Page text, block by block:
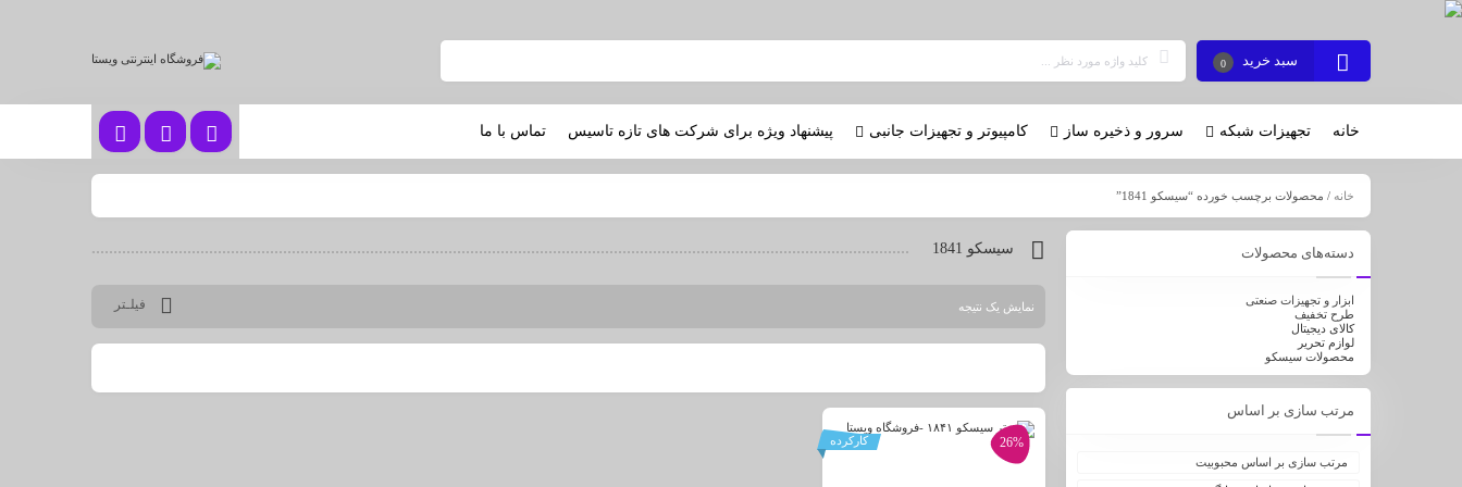
سبد خرید 0
خانه تجهیزات شبکه سرور و ذخیره ساز کامپیوتر و تجهیزات جانبی پیشنهاد ویژه برای شرکت های تازه تاسیس تماس با ما
خانه / محصولات برچسب خورده “سیسکو 1841”
سیسکو 1841
فیلـتر نمایش یک نتیجه
26% کارکرده
دسته‌های محصولات
ابزار و تجهیزات صنعتی
طرح تخفیف
کالای دیجیتال
لوازم تحریر
محصولات سیسکو
مرتب سازی بر اساس
مرتب سازی بر اساس محبوبیت